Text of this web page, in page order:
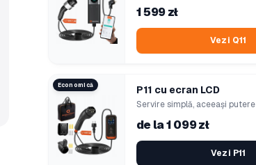
1 599 zł
Vezi Q11
Economică P11 cu ecran LCD
Servire simplă, aceeași putere
de la 1 099 zł
Vezi P11